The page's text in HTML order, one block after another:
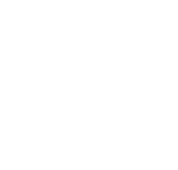
Este nacimiento no
llamada a la acción
Goeldi, que se
pérdida de hábitat y
una única cría,